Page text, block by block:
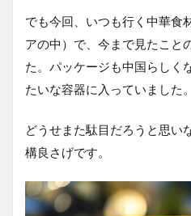
でも今回、いつも行く中華食
アの中）で、今まで見たこと
た。パッケージも中国らしく
たいな容器に入っていました。
どうせまた駄目だろうと思い
構良さげです。